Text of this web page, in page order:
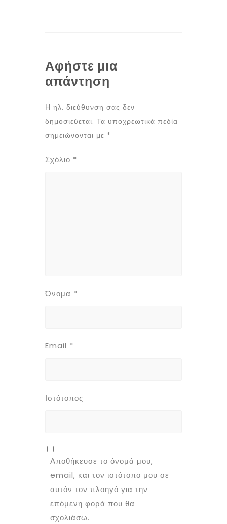
Αφήστε μια
απάντηση
Η ηλ. διεύθυνση σας δεν
δημοσιεύεται. Τα υποχρεωτικά πεδία
σημειώνονται με *
Σχόλιο *
Όνομα *
Email *
Ιστότοπος
Αποθήκευσε το όνομά μου,
email, και τον ιστότοπο μου σε
αυτόν τον πλοηγό για την
επόμενη φορά που θα
σχολιάσω.